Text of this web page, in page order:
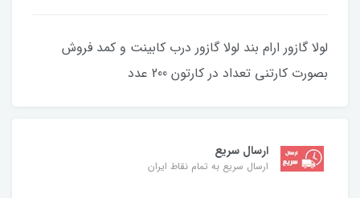
لولا گازور ارام بند لولا گازور درب کابینت و کمد فروش
بصورت کارتنی تعداد در کارتون 200 عدد
ارسال سریع
ارسال سریع به تمام نقاط ایران